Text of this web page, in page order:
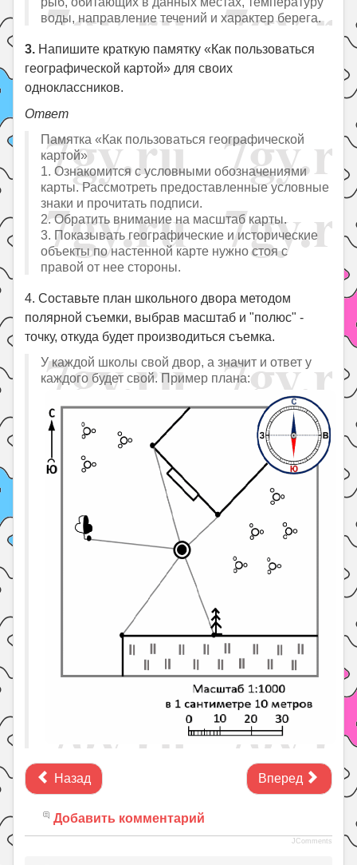
воды, направление течений и характер берега.
3. Напишите краткую памятку «Как пользоваться
географической картой» для своих
одноклассников.
Ответ
Памятка «Как пользоваться географической
картой»
1. Ознакомится с условными обозначениями
карты. Рассмотреть предоставленные условные
знаки и прочитать подписи.
2. Обратить внимание на масштаб карты.
3. Показывать географические и исторические
объекты по настенной карте нужно стоя с
правой от нее стороны.
4. Составьте план школьного двора методом
полярной съемки, выбрав масштаб и "полюс" -
точку, откуда будет производиться съемка.
У каждой школы свой двор, а значит и ответ у
каждого будет свой. Пример плана:
Назад Вперед
Добавить комментарий
JComments